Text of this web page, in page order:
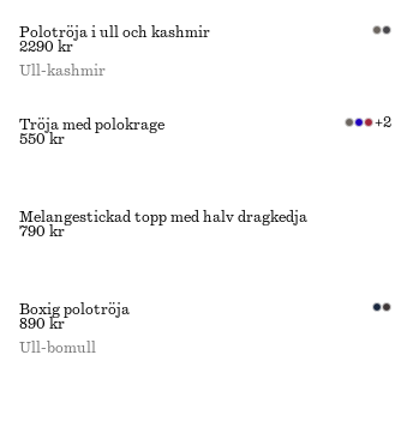
Polotröja i ull och kashmir
2290 kr
Ull-kashmir
Tröja med polokrage
550 kr
+2
Melangestickad topp med halv dragkedja
790 kr
Boxig polotröja
890 kr
Ull-bomull